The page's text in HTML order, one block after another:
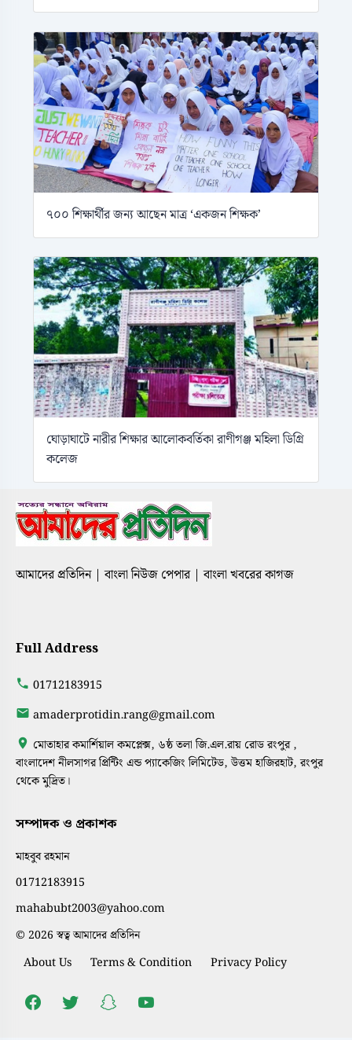
৭০০ শিক্ষার্থীর জন্য আছেন মাত্র ‘একজন শিক্ষক’
ঘোড়াঘাটে নারীর শিক্ষার আলোকবর্তিকা রাণীগঞ্জ মহিলা ডিগ্রি
কলেজ
আমাদের প্রতিদিন | বাংলা নিউজ পেপার | বাংলা খবরের কাগজ
Full Address
01712183915
amaderprotidin.rang@gmail.com
মোতাহার কমার্শিয়াল কমপ্লেক্স, ৬ষ্ঠ তলা জি.এল.রায় রোড রংপুর ,
বাংলাদেশ নীলসাগর প্রিন্টিং এন্ড প্যাকেজিং লিমিটেড, উত্তম হাজিরহাট, রংপুর
থেকে মুদ্রিত।
সম্পাদক ও প্রকাশক
মাহবুব রহমান
01712183915
mahabubt2003@yahoo.com
© 2026 স্বত্ব আমাদের প্রতিদিন
About Us Terms & Condition Privacy Policy